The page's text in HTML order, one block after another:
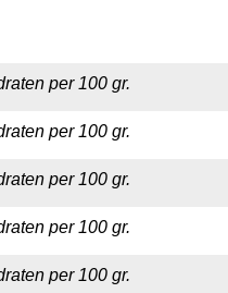
per 100 gr.
per 100 gr.
per 100 gr.
per 100 gr.
per 100 gr.